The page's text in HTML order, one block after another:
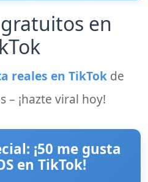
en
reales en TikTokde
– ¡hazte viral hoy!
¡50 me gusta
en TikTok!